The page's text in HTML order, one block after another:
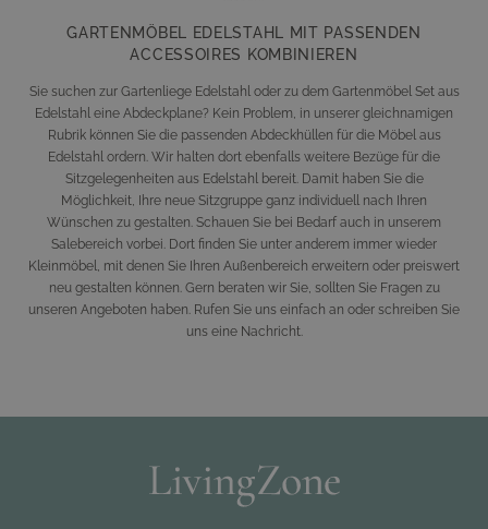
GARTENMÖBEL EDELSTAHL MIT PASSENDEN
ACCESSOIRES KOMBINIEREN
Sie suchen zur Gartenliege Edelstahl oder zu dem Gartenmöbel Set aus
Edelstahl eine Abdeckplane? Kein Problem, in unserer gleichnamigen
Rubrik können Sie die passenden Abdeckhüllen für die Möbel aus
Edelstahl ordern. Wir halten dort ebenfalls weitere Bezüge für die
Sitzgelegenheiten aus Edelstahl bereit. Damit haben Sie die
Möglichkeit, Ihre neue Sitzgruppe ganz individuell nach Ihren
Wünschen zu gestalten. Schauen Sie bei Bedarf auch in unserem
Salebereich vorbei. Dort finden Sie unter anderem immer wieder
Kleinmöbel, mit denen Sie Ihren Außenbereich erweitern oder preiswert
neu gestalten können. Gern beraten wir Sie, sollten Sie Fragen zu
unseren Angeboten haben. Rufen Sie uns einfach an oder schreiben Sie
uns eine Nachricht.